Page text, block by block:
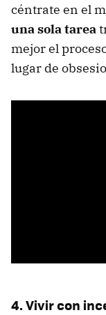
céntrate en el
una sola tarea
mejor el
lugar de
4. Vivir con